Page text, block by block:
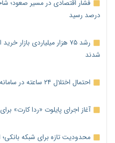
درصد رسید
رشد ۷۵ هزار میلیاردی بازار
شدند
احتمال اختلال ۲۴ ساعته در سامانه‌های تأمین اجتماعی
آغاز اجرای پایلوت «ردا کارت»
محدودیت تازه برای شبکه